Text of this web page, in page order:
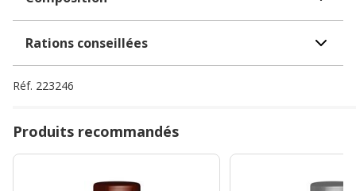
Rations conseillées
Réf. 223246
Produits recommandés